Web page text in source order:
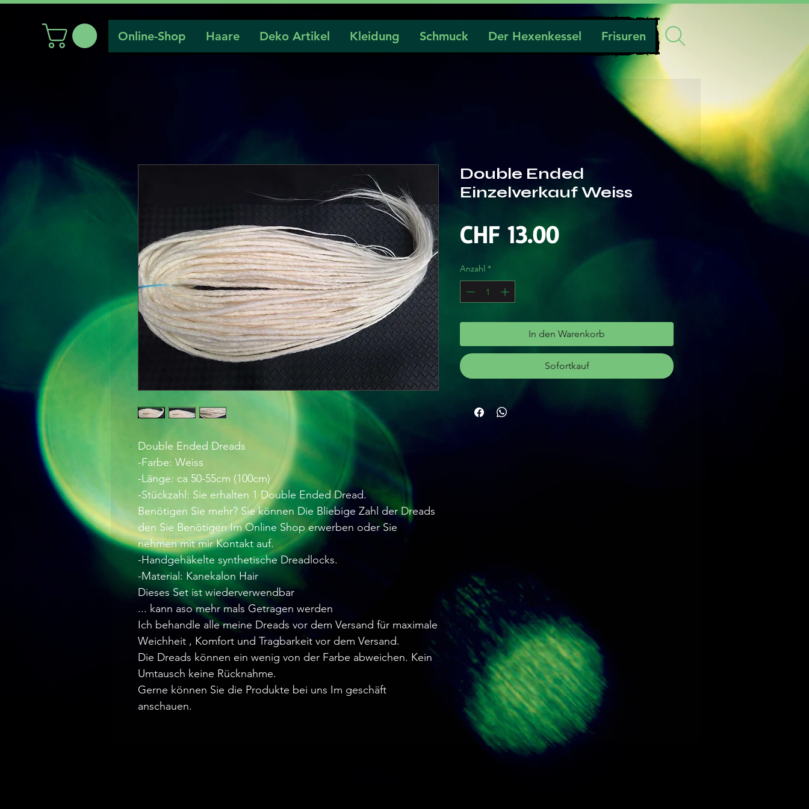
Online-Shop Haare Deko Artikel Kleidung Schmuck Der Hexenkessel Frisuren
Double Ended Dreads
-Farbe: Weiss
-Länge: ca 50-55cm (100cm)
-Stückzahl: Sie erhalten 1 Double Ended Dread.
Benötigen Sie mehr? Sie können Die Bliebige Zahl der Dreads
den Sie Benötigen Im Online Shop erwerben oder Sie
nehmen mit mir Kontakt auf.
-Handgehäkelte synthetische Dreadlocks.
-Material: Kanekalon Hair
Dieses Set ist wiederverwendbar
... kann aso mehr mals Getragen werden
Ich behandle alle meine Dreads vor dem Versand für maximale
Weichheit , Komfort und Tragbarkeit vor dem Versand.
Die Dreads können ein wenig von der Farbe abweichen. Kein
Umtausch keine Rücknahme.
Gerne können Sie die Produkte bei uns Im geschäft
anschauen.
Double Ended
Einzelverkauf Weiss
CHF 13.00Preis
Anzahl *
In den Warenkorb
Sofortkauf